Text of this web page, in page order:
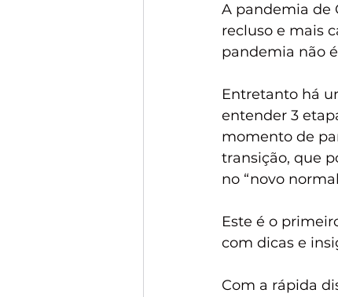
A pandemia de
recluso e mais
pandemia não
Entretanto há
entender 3
momento de
transição, que
no “novo
Este é o
com dicas e
Com a rápida